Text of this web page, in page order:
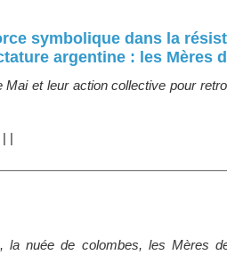
symbolique dans la
argentine : les Mères
et leur action collective pour
| |
la nuée de colombes, les Mères